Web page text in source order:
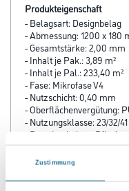
Zustimmung
Produkteigenschaft
- Belagsart: Designbelag
- Abmessung: 1200 x 180
- Gesamtstärke: 2,00 mm
- Inhalt je Pak.: 3,89 m²
- Inhalt je Pal.: 233,40 m²
- Fase: Mikrofase V4
- Nutzschicht: 0,40 mm
- Oberflächenvergütung:
- Nutzungsklasse: 23/32/41
- Brandverhalten: Bfl-s1
- Rutschhemmung: R 9
- Trittschalldämmung: 4 dB
- Fußbodenheizung: